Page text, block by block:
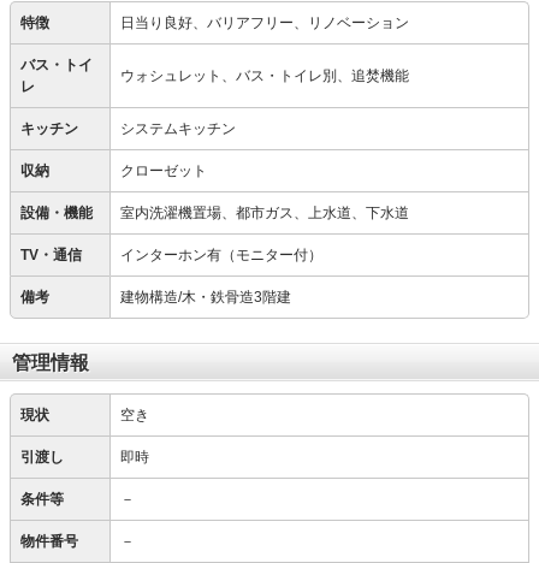
特徴 日当り良好、バリアフリー、リノベーション
バス・トイ
レ
ウォシュレット、バス・トイレ別、追焚機能
キッチン システムキッチン
収納 クローゼット
設備・機能 室内洗濯機置場、都市ガス、上水道、下水道
TV・通信 インターホン有（モニター付）
備考 建物構造/木・鉄骨造3階建
管理情報
現状 空き
引渡し 即時
条件等 －
物件番号 －